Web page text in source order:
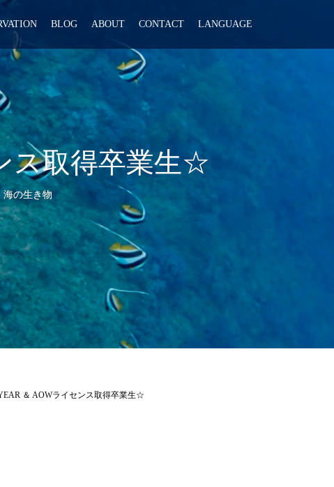
BLOG ABOUT CONTACT LANGUAGE
ス取得卒業生☆
海の生き物
＆ AOWライセンス取得卒業生☆